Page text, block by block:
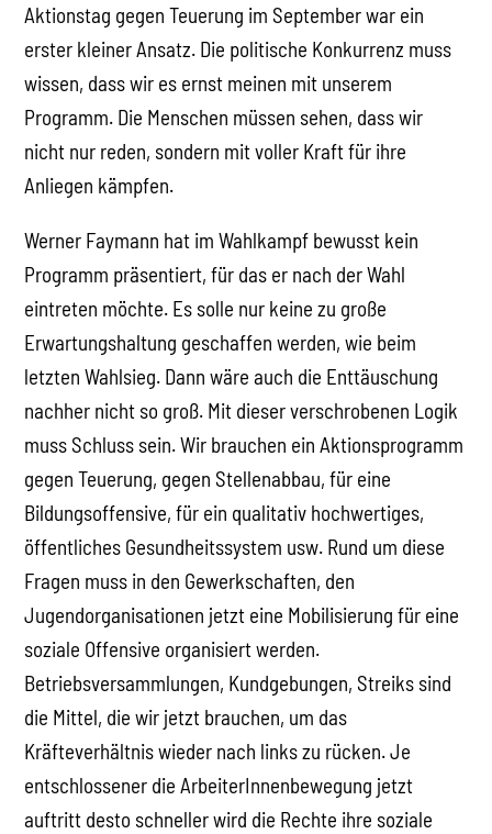
Aktionstag gegen Teuerung im September war ein
erster kleiner Ansatz. Die politische Konkurrenz muss
wissen, dass wir es ernst meinen mit unserem
Programm. Die Menschen müssen sehen, dass wir
nicht nur reden, sondern mit voller Kraft für ihre
Anliegen kämpfen.
Werner Faymann hat im Wahlkampf bewusst kein
Programm präsentiert, für das er nach der Wahl
eintreten möchte. Es solle nur keine zu große
Erwartungshaltung geschaffen werden, wie beim
letzten Wahlsieg. Dann wäre auch die Enttäuschung
nachher nicht so groß. Mit dieser verschrobenen Logik
muss Schluss sein. Wir brauchen ein Aktionsprogramm
gegen Teuerung, gegen Stellenabbau, für eine
Bildungsoffensive, für ein qualitativ hochwertiges,
öffentliches Gesundheitssystem usw. Rund um diese
Fragen muss in den Gewerkschaften, den
Jugendorganisationen jetzt eine Mobilisierung für eine
soziale Offensive organisiert werden.
Betriebsversammlungen, Kundgebungen, Streiks sind
die Mittel, die wir jetzt brauchen, um das
Kräfteverhältnis wieder nach links zu rücken. Je
entschlossener die ArbeiterInnenbewegung jetzt
auftritt desto schneller wird die Rechte ihre soziale